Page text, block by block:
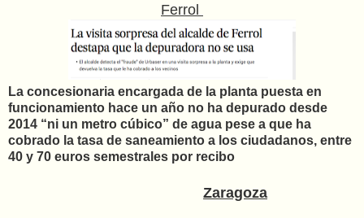
Ferrol
La concesionaria encargada de la planta puesta en
funcionamiento hace un año no ha depurado desde
2014 “ni un metro cúbico” de agua pese a que ha
cobrado la tasa de saneamiento a los ciudadanos, entre
40 y 70 euros semestrales por recibo
Zaragoza